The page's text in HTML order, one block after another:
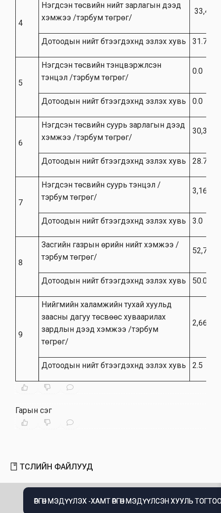
4
Нэгдсэн төсвийн нийт зарлагын дээд
хэмжээ /тэрбум төгрөг/
Дотоодын нийт бүтээгдэхүүнд эзлэх хувь 31.7
5
Нэгдсэн төсвийн тэнцвэржүүлсэн
тэнцэл /тэрбум төгрөг/
0.0
Дотоодын нийт бүтээгдэхүүнд эзлэх хувь 0.0
6
Нэгдсэн төсвийн суурь зарлагын дээд
хэмжээ /тэрбум төгрөг/
Дотоодын нийт бүтээгдэхүүнд эзлэх хувь 28.7
7
Нэгдсэн төсвийн суурь тэнцэл /
тэрбум төгрөг/
3,165.0
Дотоодын нийт бүтээгдэхүүнд эзлэх хувь 3.0
8
Засгийн газрын өрийн нийт хэмжээ /
тэрбум төгрөг/
Дотоодын нийт бүтээгдэхүүнд эзлэх хувь 50.0
9
Нийгмийн халамжийн тухай хуульд
заасны дагуу төсвөөс хуваарилах
зардлын дээд хэмжээ /тэрбум
төгрөг/
2,664.3
Дотоодын нийт бүтээгдэхүүнд эзлэх хувь 2.5
Гарын үсэг
ТӨСЛИЙН ФАЙЛУУД
ӨРГӨН МЭДҮҮЛЭХ -ХАМТ ӨРГӨН МЭДҮҮЛСЭН ХУУЛЬ